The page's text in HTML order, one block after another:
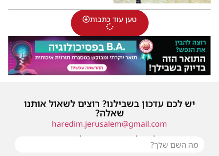
טען עוד כתבות
יש לכם עדכון בשבילנו? רוצים לשאול אותנו
שאלה?
haredim.jerusalem@gmail.com
או שילחו אלינו פנייה ונחזור אליכם בהקדם